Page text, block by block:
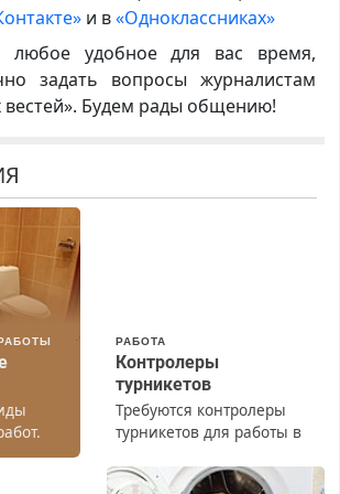
и в«Одноклассниках»
любое удобное для вас время,
задать вопросы журналистам
вестей». Будем рады общению!
РАБОТА
Контролеры
турникетов
Требуются контролеры
турникетов для работы в
(мужчины, женщины).